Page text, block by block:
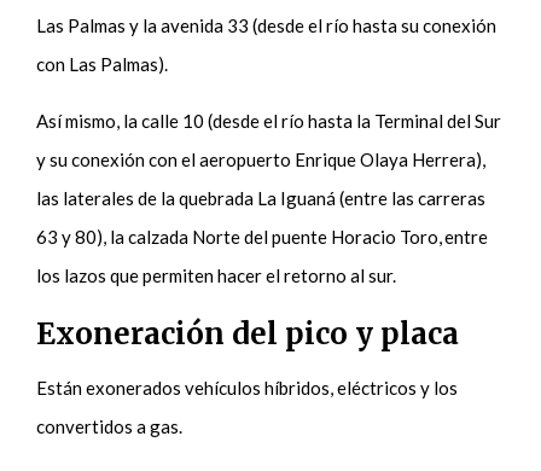
Las Palmas y la avenida 33 (desde el río hasta su conexión
con Las Palmas).
Así mismo, la calle 10 (desde el río hasta la Terminal del Sur
y su conexión con el aeropuerto Enrique Olaya Herrera),
las laterales de la quebrada La Iguaná (entre las carreras
63 y 80), la calzada Norte del puente Horacio Toro, entre
los lazos que permiten hacer el retorno al sur.
Exoneración del pico y placa
Están exonerados vehículos híbridos, eléctricos y los
convertidos a gas.